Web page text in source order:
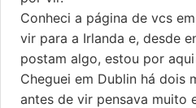
Conheci a página de vcs
vir para a Irlanda e, desde
postam algo, estou por
Cheguei em Dublin há dois
antes de vir pensava muito